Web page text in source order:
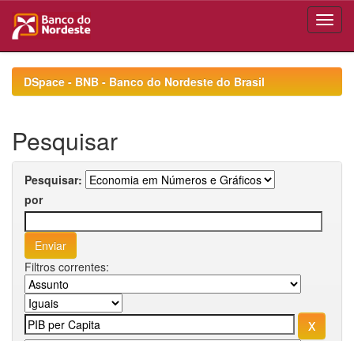
navigationDSpace - BNB - Banco do Nordeste do Brasil
Pesquisar
Pesquisar:
por
Filtros correntes: